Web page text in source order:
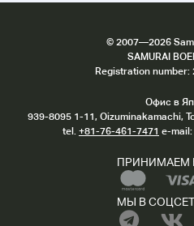
© 2007—2026
SAMURAI
Registration
Офис в
939-8095 1-11, Oizuminakamachi,
tel. +81-76-461-7471 e-mail:
ПРИНИМАЕМ
МЫ В